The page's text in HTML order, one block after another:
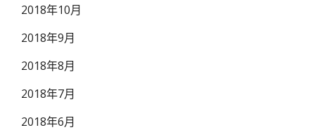
2018年10月
2018年9月
2018年8月
2018年7月
2018年6月